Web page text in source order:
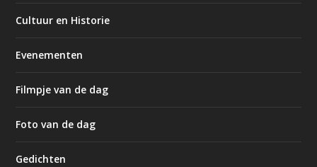
Cultuur en Historie
Evenementen
Filmpje van de dag
Foto van de dag
Gedichten